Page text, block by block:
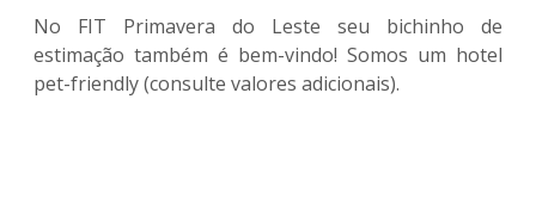
No FIT Primavera do Leste seu bichinho de
estimação também é bem-vindo! Somos um hotel
pet-friendly (consulte valores adicionais).